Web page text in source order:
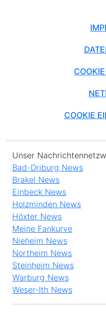
COOKIE
Unser
Bad-Driburg News
Brakel News
Einbeck News
Holzminden News
Höxter News
Meine Fankurve
Nieheim News
Northeim News
Steinheim News
Warburg News
Weser-Ith News